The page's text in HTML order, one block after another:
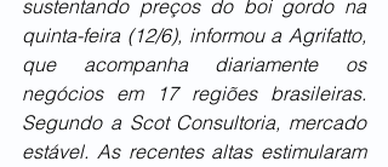
sustentando preços do boi gordo na
quinta-feira (12/6), informou a Agrifatto,
que acompanha diariamente os
negócios em 17 regiões brasileiras.
Segundo a Scot Consultoria, mercado
estável. As recentes altas estimularam